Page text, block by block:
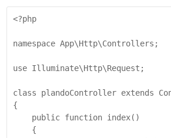
<?php
namespace App\Http\Controllers;
use Illuminate\Http\Request;
class plandoController extends
{